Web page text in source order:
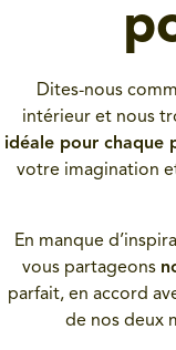
Dites-nous
intérieur et nous
idéale pour chaque
votre imagination
En manque
vous partageons
parfait, en accord
de nos deux